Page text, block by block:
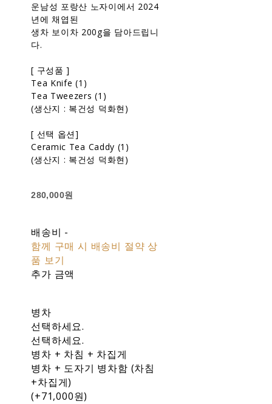
운남성 포랑산 노자이에서 2024
년에 채엽된
생차 보이차 200g을 담아드립니
다.
[ 구성품 ]
Tea Knife (1)
Tea Tweezers (1)
(생산지 : 복건성 덕화현)
[ 선택 옵션]
Ceramic Tea Caddy (1)
(생산지 : 복건성 덕화현)
280,000원
배송비 -
함께 구매 시 배송비 절약 상
품 보기
추가 금액
병차
선택하세요.
선택하세요.
병차 + 차침 + 차집게
병차 + 도자기 병차함 (차침
+차집게)
(+71,000원)